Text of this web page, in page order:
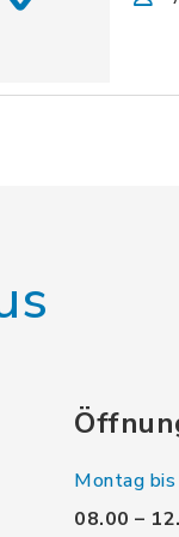
Montag
08.00 –